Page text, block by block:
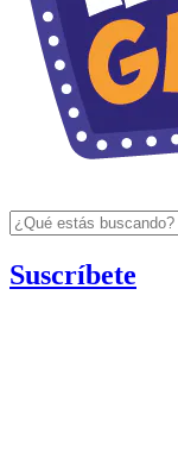
Suscríbete